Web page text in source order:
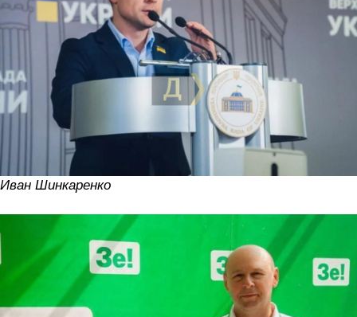
Иван Шинкаренко